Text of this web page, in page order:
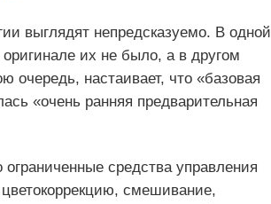
выглядят непредсказуемо. В одной
их не было, а в другом
настаивает, что «базовая
«очень ранняя предварительная
ограниченные средства управления
смешивание,